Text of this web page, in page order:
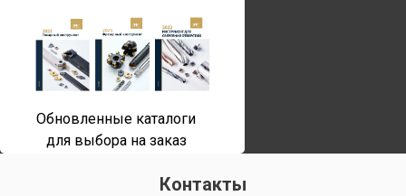
Обновленные каталоги
для выбора на заказ
Контакты